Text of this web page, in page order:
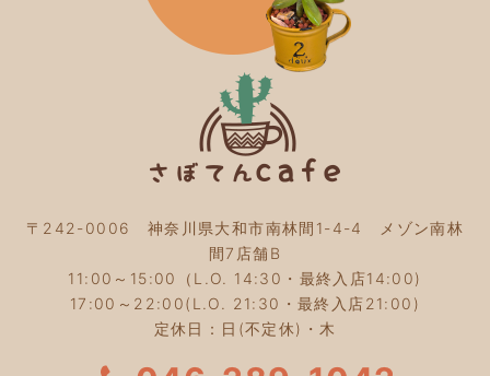
2023年11月(4)
2023年10月(5)
2023年9月(2)
2023年8月
2023年7月(4)
2023年6月(5)
2023年5月 (2)
2023年4月 (2)
2023年2月(4)
2023年1月(3)
2022年12月(4)
2022年11月(4)
2022年10月 (4)
〒242-0006 神奈川県大和市南林間1-4-4 メゾン南林
間7店舗B
11:00～15:00（L.O. 14:30・最終入店14:00)
17:00～22:00(L.O. 21:30・最終入店21:00)
定休日：日(不定休)・木